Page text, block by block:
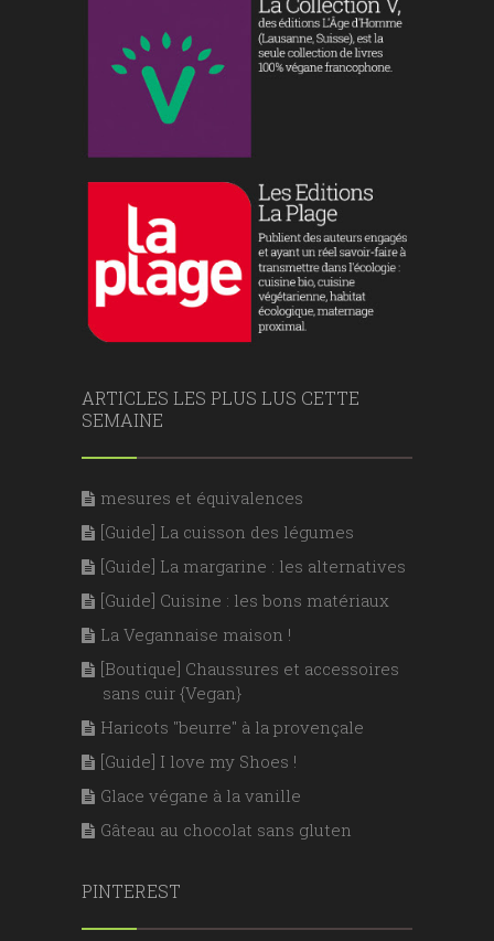
ARTICLES LES PLUS LUS CETTE
SEMAINE
mesures et équivalences
[Guide] La cuisson des légumes
[Guide] La margarine : les alternatives
[Guide] Cuisine : les bons matériaux
La Vegannaise maison !
[Boutique] Chaussures et accessoires
sans cuir {Vegan}
Haricots "beurre" à la provençale
[Guide] I love my Shoes !
Glace végane à la vanille
Gâteau au chocolat sans gluten
PINTEREST